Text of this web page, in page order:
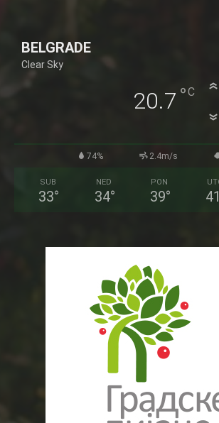
BELGRADE
Clear Sky
20.7 °C
74% 2.4m/s
SUB
33°
NED
34°
PON
39° 41